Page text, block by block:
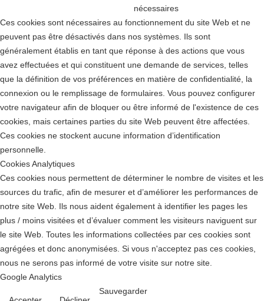
nécessaires
Ces cookies sont nécessaires au fonctionnement du site Web et ne
peuvent pas être désactivés dans nos systèmes. Ils sont
généralement établis en tant que réponse à des actions que vous
avez effectuées et qui constituent une demande de services, telles
que la définition de vos préférences en matière de confidentialité, la
connexion ou le remplissage de formulaires. Vous pouvez configurer
votre navigateur afin de bloquer ou être informé de l'existence de ces
cookies, mais certaines parties du site Web peuvent être affectées.
Ces cookies ne stockent aucune information d’identification
personnelle.
Cookies Analytiques
Ces cookies nous permettent de déterminer le nombre de visites et les
sources du trafic, afin de mesurer et d’améliorer les performances de
notre site Web. Ils nous aident également à identifier les pages les
plus / moins visitées et d’évaluer comment les visiteurs naviguent sur
le site Web. Toutes les informations collectées par ces cookies sont
agrégées et donc anonymisées. Si vous n'acceptez pas ces cookies,
nous ne serons pas informé de votre visite sur notre site.
Google Analytics
Sauvegarder